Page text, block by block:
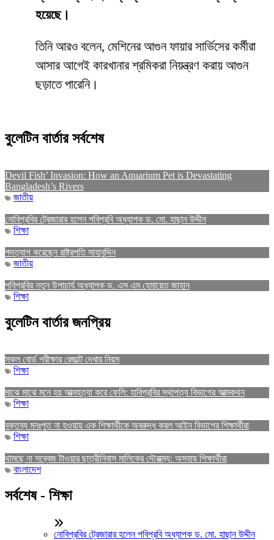
হয়েছে।
তিনি আরও বলেন, মেশিনের আগুন ফায়ার সার্ভিসের কর্মীরা
আসার আগেই কারখানার শ্রমিকরা নিয়ন্ত্রণ করায় আগুন
ছড়াতে পারেনি।
বুলেটিন বার্তার সর্বশেষ
Devil Fish’ Invasion: How an Aquarium Pet is Devastating
Bangladesh’s Rivers
জাতীয়
নোবিপ্রবির ট্রেজারার হলেন পবিপ্রবি অধ্যাপক ড. মো. হাছান উদ্দীন
শিক্ষা
পদত্যাগ করেছেন রাষ্ট্রপতি সাহাবুদ্দিন
জাতীয়
পবিপ্রবির নতুন উপাচার্য অধ্যাপক ড. এস এম হেমায়েত জাহান
শিক্ষা
বুলেটিন বার্তার জনপ্রিয়
সকল বোর্ড পরীক্ষার রেজাল্ট দেখার নিয়ম
শিক্ষা
মাঝে মাঝে মনে হয় আত্মহত্যা করে ফেলি: হাবিপ্রবির স্থাপত্য বিভাগের আত্মকথন
শিক্ষা
বক্তব্য মনঃপুত না হওয়ায় এক শিক্ষার্থীকে অবরুদ্ধ করল আইন বিভাগের শিক্ষার্থীরা
শিক্ষা
থামছে না সব্বেজ টাওয়ার ছাত্রীনিবাস মালিকের দৌরাত্ম্য: অসহায় শিক্ষার্থীরা
বাংলাদেশ
সর্বশেষ - শিক্ষা
নোবিপ্রবির ট্রেজারার হলেন পবিপ্রবি অধ্যাপক ড. মো. হাছান উদ্দীন